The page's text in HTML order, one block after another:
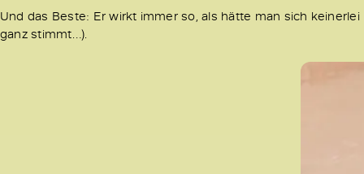
Und das Beste: Er wirkt immer so, als hätte man sich
ganz stimmt…).